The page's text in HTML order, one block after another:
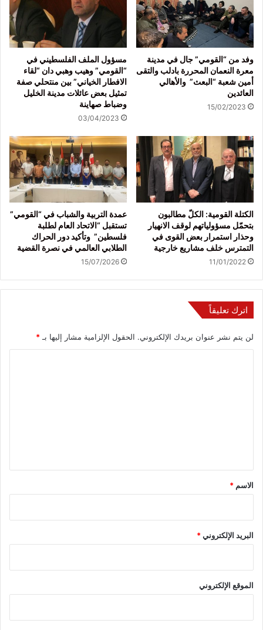
وفد من “القومي” جال في مدينة
معرة النعمان المحررة بادلب والتقى
أمين شعبة “البعث” والأهالي
العائدين
15/02/2023
مسؤول الملف الفلسطيني في
“القومي” وهيب وهبي دان “لقاء
الافطار الخياني” بين منتحلي صفة
تمثيل بعض عائلات مدينة الخليل
وضباط صهاينة
03/04/2023
الكتلة القومية: الكلّ مطالبون
بتحمّل مسؤولياتهم لوقف الانهيار
وحذار استمرار بعض القوى في
التمترس خلف مشاريع خارجية
11/01/2022
عمدة التربية والشباب في “القومي”
تستقبل “الاتحاد العام لطلبة
فلسطين” وتأكيد دور الحراك
الطلابي العالمي في نصرة القضية
15/07/2026
اترك تعليقاً
لن يتم نشر عنوان بريدك الإلكتروني. الحقول الإلزامية مشار إليها بـ *
*
الاسم *
البريد الإلكتروني*
الموقع الإلكتروني